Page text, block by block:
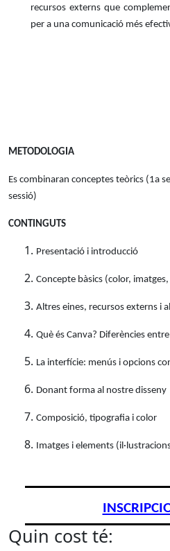
recursos externs que
per a una comunicació més
METODOLOGIA
Es combinaran conceptes teòrics (1a
sessió)
CONTINGUTS
Presentació i introducció
Concepte bàsics (color,
Altres eines, recursos externs i
Què és Canva? Diferències
La interfície: menús i opcions
Donant forma al nostre disseny
Composició, tipografia i color
Imatges i elements
Quin cost té: